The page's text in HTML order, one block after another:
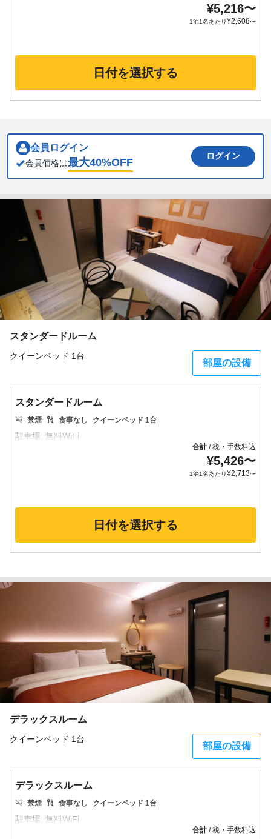
¥5,216〜
1泊1名あたり¥2,608〜
日付を選択する
会員ログイン
会員価格は最大40%OFF
ログイン
スタンダードルーム
クイーンベッド 1台
部屋の設備
スタンダードルーム
禁煙 食事なし クイーンベッド 1台
合計/税・手数料込
¥5,426〜
1泊1名あたり¥2,713〜
日付を選択する
デラックスルーム
クイーンベッド 1台
部屋の設備
デラックスルーム
禁煙 食事なし クイーンベッド 1台
合計/税・手数料込